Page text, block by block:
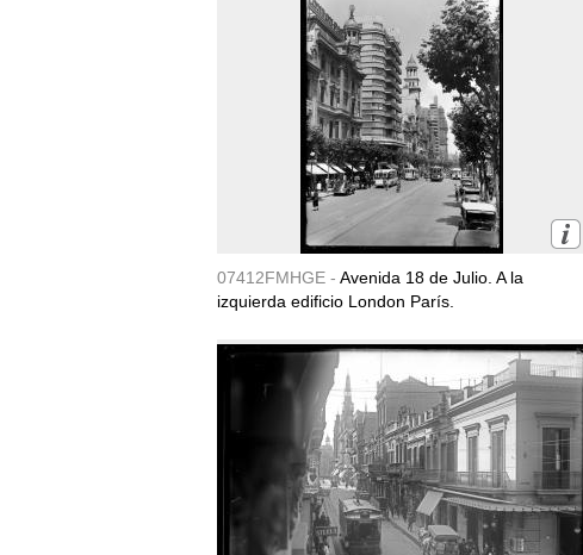
07412FMHGE - Avenida 18 de Julio. A la
izquierda edificio London París.